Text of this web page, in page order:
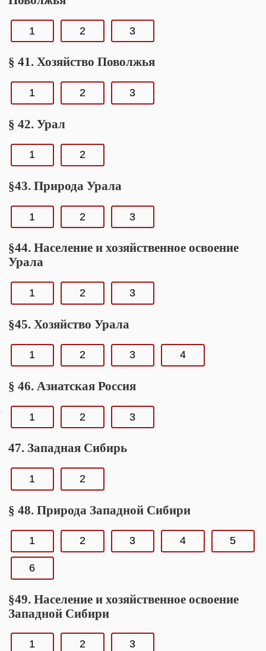
1 2 3
§ 41. Хозяйство Поволжья
1 2 3
§ 42. Урал
1 2
§43. Природа Урала
1 2 3
§44. Население и хозяйственное освоение
Урала
1 2 3
§45. Хозяйство Урала
1 2 3 4
§ 46. Азиатская Россия
1 2 3
47. Западная Сибирь
1 2
§ 48. Природа Западной Сибири
1 2 3 4 5
6
§49. Население и хозяйственное освоение
Западной Сибири
1 2 3